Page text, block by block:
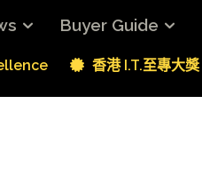
Buyer Guide
香港 I.T.至專大獎